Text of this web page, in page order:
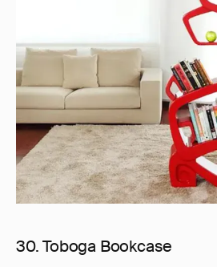
30. Toboga Bookcase